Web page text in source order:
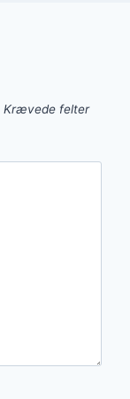
Krævede felter